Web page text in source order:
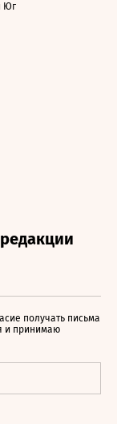
Юг
получать письма
и принимаю